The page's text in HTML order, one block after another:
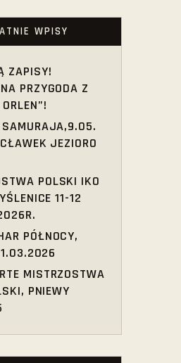
WPISY
ZAPISY!
PRZYGODA Z
SAMURAJA,9.05.
JEZIORO
POLSKI IKO
11-12
PÓŁNOCY,
MISTRZOSTWA
PNIEWY